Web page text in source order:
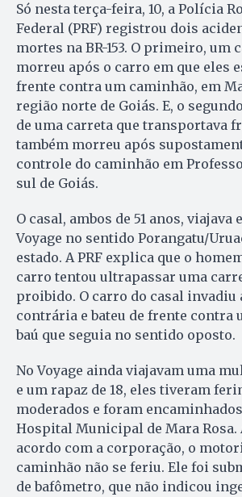
Só nesta terça-feira, 10, a Polícia
Federal (PRF) registrou dois
mortes na BR-153. O primeiro, um
morreu após o carro em que eles
frente contra um caminhão, em
região norte de Goiás. E, o
de uma carreta que transportava
também morreu após
controle do caminhão em
sul de Goiás.
O casal, ambos de 51 anos, viajava
Voyage no sentido Porangatu/
estado. A PRF explica que o
carro tentou ultrapassar uma
proibido. O carro do casal invadiu
contrária e bateu de frente contra
baú que seguia no sentido oposto.
No Voyage ainda viajavam uma
e um rapaz de 18, eles tiveram
moderados e foram
Hospital Municipal de Mara Rosa.
acordo com a corporação, o
caminhão não se feriu. Ele foi
de bafômetro, que não indicou